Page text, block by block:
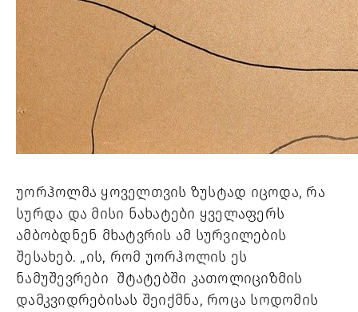
უორჰოლმა ყოველთვის ზუსტად იცოდა, რა
სურდა და მისი ნახატები ყველაფერს
ამბობდნენ მხატვრის ამ სურვილების
შესახებ. „ის, რომ უორჰოლის ეს
ნამუშევრები  შტატებში კათოლიციზმის
დამკვიდრებისას შეიქმნა, როცა სოდომის